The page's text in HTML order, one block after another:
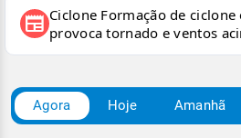
newspaper Ciclone Formação de
provoca tornado e ventos
no RS
Agora Hoje Amanhã